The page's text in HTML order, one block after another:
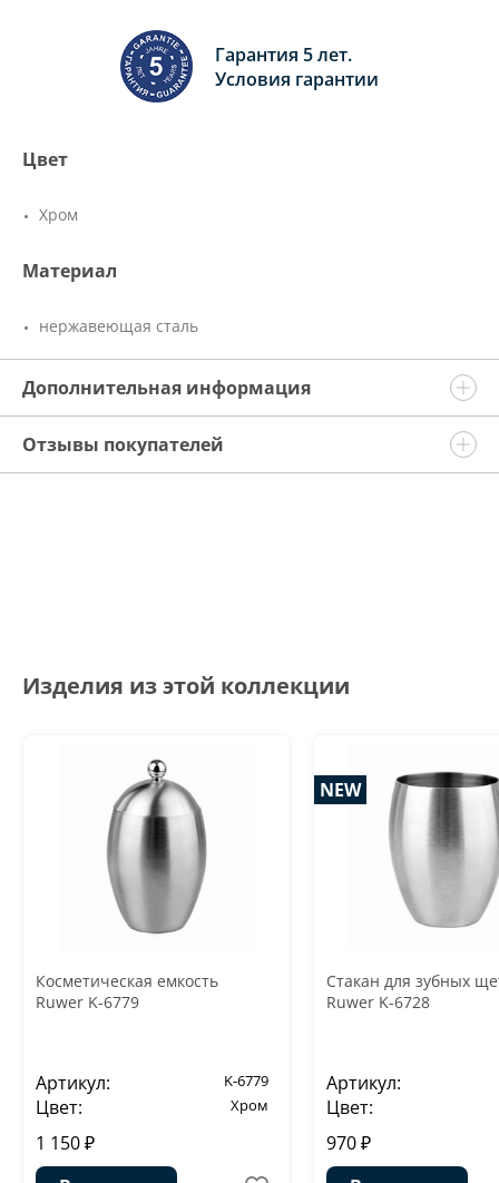
Гарантия 5 лет.
Условия гарантии
Цвет
Хром
Материал
нержавеющая сталь
Дополнительная информация
Отзывы покупателей
Изделия из этой коллекции
Косметическая емкость
Ruwer K-6779
Артикул: K-6779
Цвет: Хром
1 150 ₽
NEW
Стакан для зубных
Ruwer K-6728
Артикул:
Цвет:
970 ₽